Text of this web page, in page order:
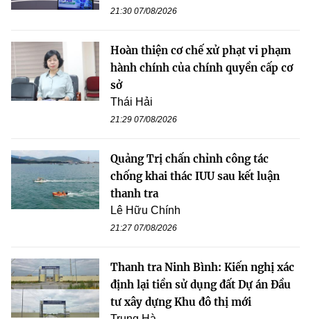
21:30 07/08/2026
Hoàn thiện cơ chế xử phạt vi phạm
hành chính của chính quyền cấp cơ
sở
Thái Hải
21:29 07/08/2026
Quảng Trị chấn chỉnh công tác
chống khai thác IUU sau kết luận
thanh tra
Lê Hữu Chính
21:27 07/08/2026
Thanh tra Ninh Bình: Kiến nghị xác
định lại tiền sử dụng đất Dự án Đầu
tư xây dựng Khu đô thị mới